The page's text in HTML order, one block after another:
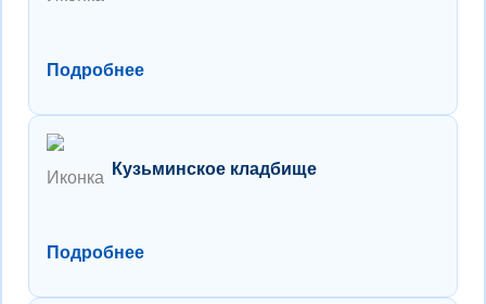
Подробнее
Кузьминское кладбище
Подробнее